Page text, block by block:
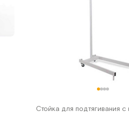
Стойка для подтягивания с